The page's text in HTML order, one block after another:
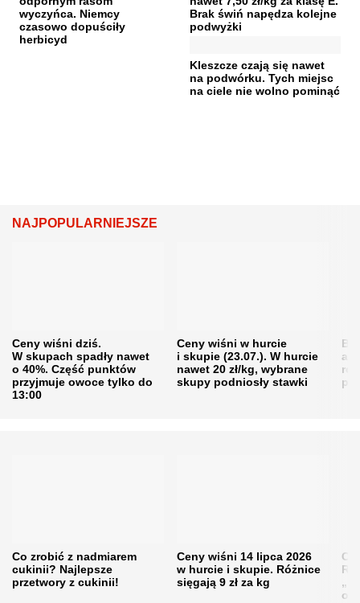
wyczyńca. Niemcy
czasowo dopuściły
herbicyd
Brak świń napędza kolejne
podwyżki
Kleszcze czają się nawet
na podwórku. Tych miejsc
na ciele nie wolno pominąć
NAJPOPULARNIEJSZE
Ceny wiśni dziś.
W skupach spadły nawet
o 40%. Część punktów
przyjmuje owoce tylko do
13:00
Ceny wiśni w hurcie
i skupie (23.07.). W hurcie
nawet 20 zł/kg, wybrane
skupy podniosły stawki
Co zrobić z nadmiarem
cukinii? Najlepsze
przetwory z cukinii!
Ceny wiśni 14 lipca 2026
w hurcie i skupie. Różnice
sięgają 9 zł za kg